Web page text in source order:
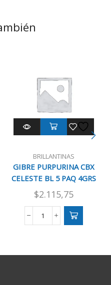
BRILLANTINAS
GIBRE PURPURINA CBX
CELESTE BL 5 PAQ 4GRS
$2.115,75
GIBRE
BL